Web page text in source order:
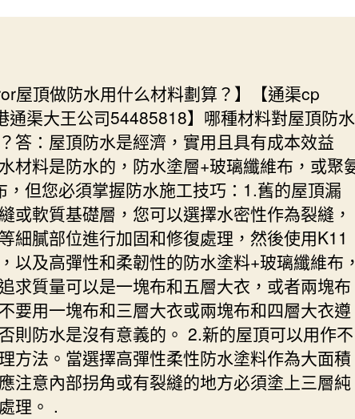
屋頂做防水用什么材料劃算？】【通渠cp
通渠大王公司54485818】哪種材料對屋頂防水
答：屋頂防水是經濟，實用且具有成本效益
材料是防水的，防水塗層+玻璃纖維布，或聚
，但您必須掌握防水施工技巧：1.舊的屋頂漏
或軟質基礎層，您可以選擇水密性作為裂縫，
細膩部位進行加固和修復處理，然後使用K11
以及高彈性和柔韌性的防水塗料+玻璃纖維布，
求質量可以是一塊布和五層大衣，或者兩塊布
要用一塊布和三層大衣或兩塊布和四層大衣遵
則防水是沒有意義的。 2.新的屋頂可以用作不
方法。當選擇高彈性柔性防水塗料作為大面積
注意內部拐角或有裂縫的地方必須塗上三層純
理。 .